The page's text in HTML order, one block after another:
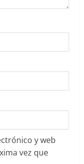
y web
vez que